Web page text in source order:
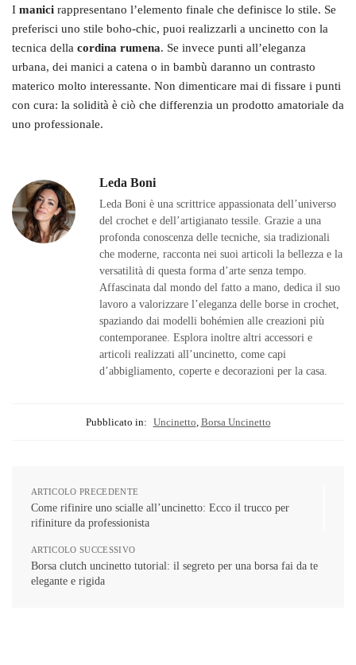
I manici rappresentano l’elemento finale che definisce lo stile. Se
preferisci uno stile boho-chic, puoi realizzarli a uncinetto con la
tecnica della cordina rumena. Se invece punti all’eleganza
urbana, dei manici a catena o in bambù daranno un contrasto
materico molto interessante. Non dimenticare mai di fissare i punti
con cura: la solidità è ciò che differenzia un prodotto amatoriale da
uno professionale.
Leda Boni
Leda Boni è una scrittrice appassionata dell’universo
del crochet e dell’artigianato tessile. Grazie a una
profonda conoscenza delle tecniche, sia tradizionali
che moderne, racconta nei suoi articoli la bellezza e la
versatilità di questa forma d’arte senza tempo.
Affascinata dal mondo del fatto a mano, dedica il suo
lavoro a valorizzare l’eleganza delle borse in crochet,
spaziando dai modelli bohémien alle creazioni più
contemporanee. Esplora inoltre altri accessori e
articoli realizzati all’uncinetto, come capi
d’abbigliamento, coperte e decorazioni per la casa.
Pubblicato in: Uncinetto Borsa Uncinetto
ARTICOLO PRECEDENTE
Come rifinire uno scialle all’uncinetto: Ecco il trucco per
rifiniture da professionista
ARTICOLO SUCCESSIVO
Borsa clutch uncinetto tutorial: il segreto per una borsa fai da te
elegante e rigida